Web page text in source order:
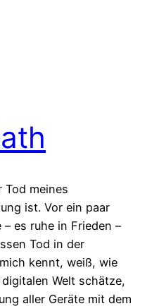
Tod meines
ist. Vor ein paar
es ruhe in Frieden –
Tod in der
kennt, weiß, wie
Welt schätze,
aller Geräte mit dem